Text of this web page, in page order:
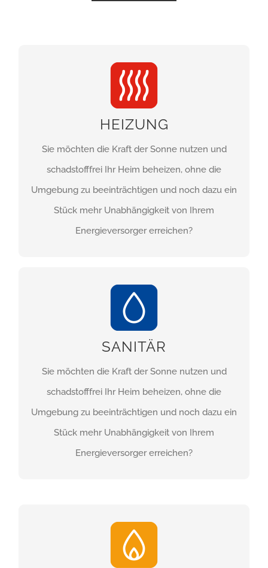
HEIZUNG
Sie möchten die Kraft der Sonne nutzen und
schadstofffrei Ihr Heim beheizen, ohne die
Umgebung zu beeinträchtigen und noch dazu ein
Stück mehr Unabhängigkeit von Ihrem
Energieversorger erreichen?
HEIZUNG
MEHR!
SANITÄR
Sie möchten die Kraft der Sonne nutzen und
schadstofffrei Ihr Heim beheizen, ohne die
Umgebung zu beeinträchtigen und noch dazu ein
Stück mehr Unabhängigkeit von Ihrem
Energieversorger erreichen?
SANITÄR
MEHR!